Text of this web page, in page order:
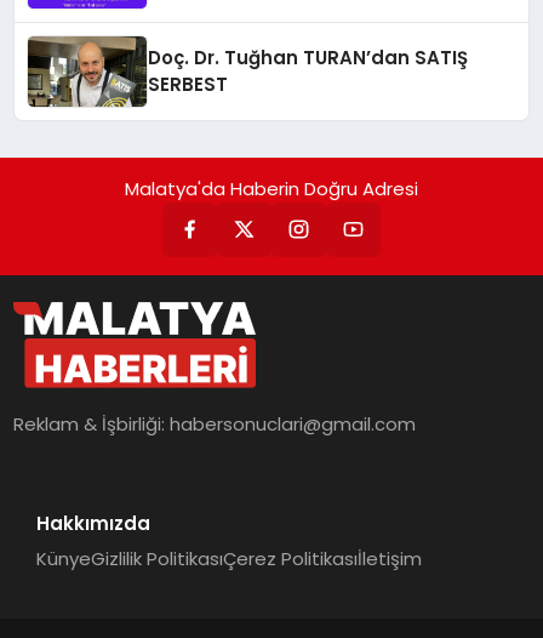
Doç. Dr. Tuğhan TURAN’dan SATIŞ
SERBEST
Malatya'da Haberin Doğru Adresi
Reklam & İşbirliği:habersonuclari@gmail.com
Hakkımızda
KünyeGizlilik PolitikasıÇerez Politikasıİletişim